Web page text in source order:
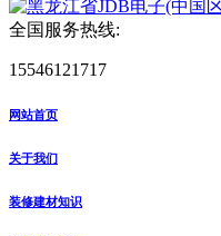
全国服务热线:
15546121717
网站首页
关于我们
装修建材知识